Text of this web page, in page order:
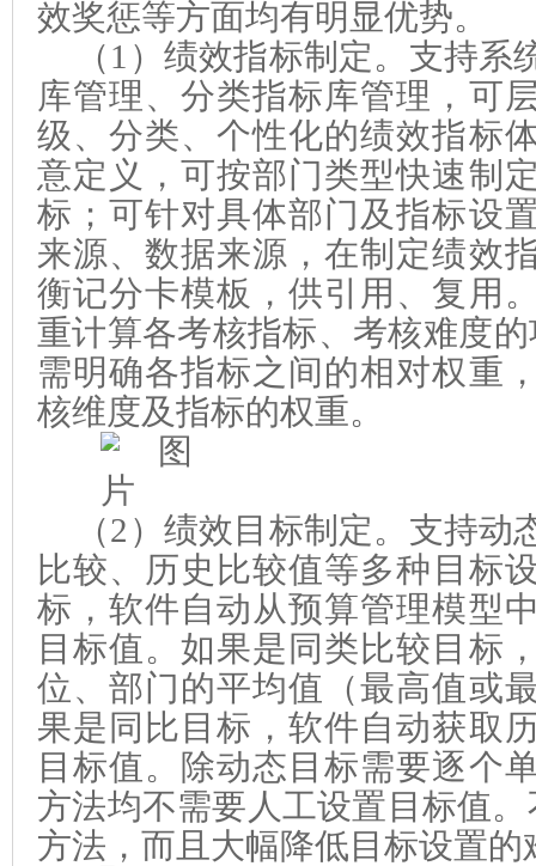
效奖惩等方面均有明显优势。
（1 ） 绩效指标制定。 支持系
库管理、分类指标库管理，可
级、分类、个性化的绩效指标
意定义，可按部门类型快速制
标；可针对具体部门及指标设
来源、数据来源，在制定绩效
衡记分卡模板，供引用、复用
重计算各考核指标、考核难度
需明确各指标之间的相对权重
核维度及指标的权重。
（2 ） 绩效目标制定。支持动
比较、历史比较值等多种 目标
标，软件自动从预算管理模型
目标值。如果是同类比较目标
位、部门的平均值（最高值或
果是同比目标，软件自动获取
目标值。除动态目标需要逐个
方法均不需要人工设置目标值
方法，而且大幅降低目标设置的